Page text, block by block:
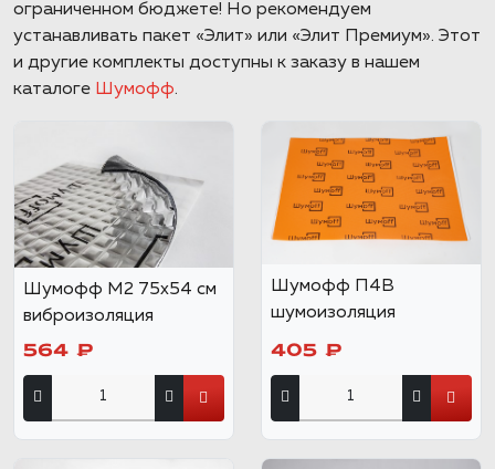
ограниченном бюджете! Но рекомендуем
устанавливать пакет «Элит» или «Элит Премиум». Этот
и другие комплекты доступны к заказу в нашем
каталоге Шумофф.
Шумофф М2 75x54 см
виброизоляция
564 ₽
Шумофф П4В
шумоизоляция
405 ₽